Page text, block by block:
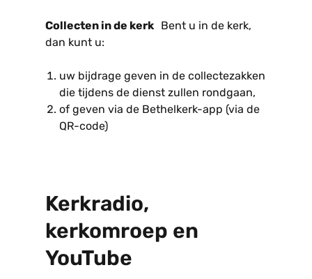
Collecten in de kerk Bent u in de kerk,
dan kunt u:
uw bijdrage geven in de collectezakken
die tijdens de dienst zullen rondgaan,
of geven via de Bethelkerk-app (via de
QR-code)
Kerkradio,
kerkomroep en
YouTube